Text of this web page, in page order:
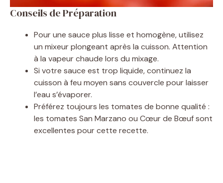
Conseils de Préparation
Pour une sauce plus lisse et homogène, utilisez
un mixeur plongeant après la cuisson. Attention
à la vapeur chaude lors du mixage.
Si votre sauce est trop liquide, continuez la
cuisson à feu moyen sans couvercle pour laisser
l’eau s’évaporer.
Préférez toujours les tomates de bonne qualité :
les tomates San Marzano ou Cœur de Bœuf sont
excellentes pour cette recette.